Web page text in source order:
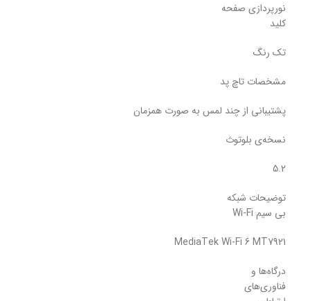
نورپردازی صفحه
کلید
تک رنگ
مشخصات تاچ پد
پشتیبانی از چند لمس به صورت همزمان
نسخه‌ی بلوتوث
5.2
توضیحات شبکه
بی سیم Wi-Fi
MediaTek Wi-Fi 6 MT7921
درگاه‌ها و
فناوری‌های